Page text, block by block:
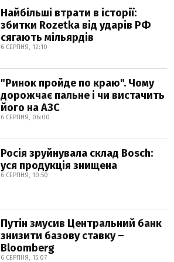
Найбільші втрати в історії:
збитки Rozetka від ударів РФ
сягають мільярдів
6 СЕРПНЯ, 12:10
"Ринок пройде по краю". Чому
дорожчає пальне і чи вистачить
його на АЗС
6 СЕРПНЯ, 06:00
Росія зруйнувала склад Bosch:
уся продукція знищена
6 СЕРПНЯ, 10:50
Путін змусив Центральний банк
знизити базову ставку –
Bloomberg
6 СЕРПНЯ, 15:07